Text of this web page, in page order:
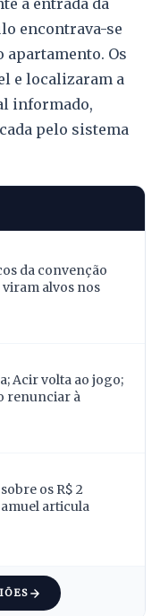
a entrada da
encontrava-se
apartamento. Os
e localizaram a
informado,
pelo sistema
da convenção
viram alvos nos
Acir volta ao jogo;
renunciar à
os R$ 2
articula